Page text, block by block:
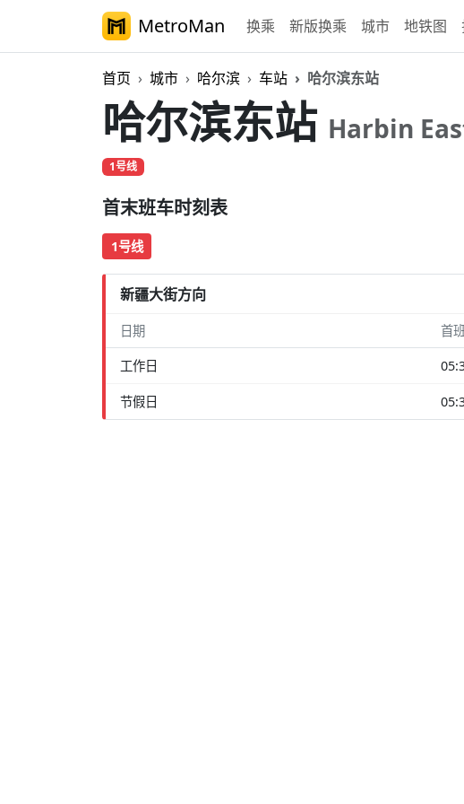
MetroMan 换乘 新版换乘 城市 地铁图
首页 城市 哈尔滨 车站 哈尔滨东站
哈尔滨东站 Harbin
1号线
首末班车时刻表
1号线
新疆大街方向
日期 首
工作日
节假日